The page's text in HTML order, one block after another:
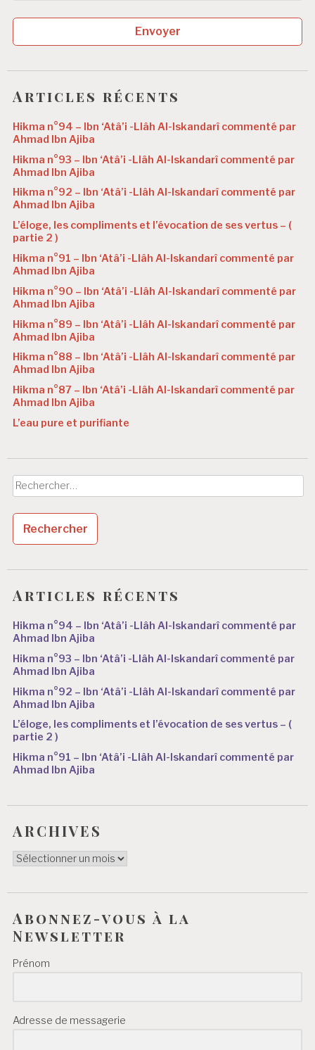
Envoyer
Articles récents
Hikma n°94 – Ibn ‘Atâ’i -Llâh Al-Iskandarî commenté par
Ahmad Ibn Ajiba
Hikma n°93 – Ibn ‘Atâ’i -Llâh Al-Iskandarî commenté par
Ahmad Ibn Ajiba
Hikma n°92 – Ibn ‘Atâ’i -Llâh Al-Iskandarî commenté par
Ahmad Ibn Ajiba
L’éloge, les compliments et l’évocation de ses vertus – (
partie 2 )
Hikma n°91 – Ibn ‘Atâ’i -Llâh Al-Iskandarî commenté par
Ahmad Ibn Ajiba
Hikma n°90 – Ibn ‘Atâ’i -Llâh Al-Iskandarî commenté par
Ahmad Ibn Ajiba
Hikma n°89 – Ibn ‘Atâ’i -Llâh Al-Iskandarî commenté par
Ahmad Ibn Ajiba
Hikma n°88 – Ibn ‘Atâ’i -Llâh Al-Iskandarî commenté par
Ahmad Ibn Ajiba
Hikma n°87 – Ibn ‘Atâ’i -Llâh Al-Iskandarî commenté par
Ahmad Ibn Ajiba
L’eau pure et purifiante
Rechercher :
Articles récents
Hikma n°94 – Ibn ‘Atâ’i -Llâh Al-Iskandarî commenté par
Ahmad Ibn Ajiba
Hikma n°93 – Ibn ‘Atâ’i -Llâh Al-Iskandarî commenté par
Ahmad Ibn Ajiba
Hikma n°92 – Ibn ‘Atâ’i -Llâh Al-Iskandarî commenté par
Ahmad Ibn Ajiba
L’éloge, les compliments et l’évocation de ses vertus – (
partie 2 )
Hikma n°91 – Ibn ‘Atâ’i -Llâh Al-Iskandarî commenté par
Ahmad Ibn Ajiba
ARCHIVES
ARCHIVES
Abonnez-vous à la
Newsletter
Prénom
Adresse de messagerie